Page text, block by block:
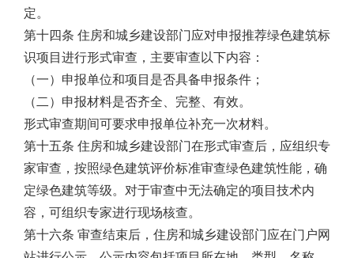
定。
第十四条 住房和城乡建设部门应对申报推荐绿色建筑标
识项目进行形式审查，主要审查以下内容：
（一）申报单位和项目是否具备申报条件；
（二）申报材料是否齐全、完整、有效。
形式审查期间可要求申报单位补充一次材料。
第十五条 住房和城乡建设部门在形式审查后，应组织专
家审查，按照绿色建筑评价标准审查绿色建筑性能，确
定绿色建筑等级。对于审查中无法确定的项目技术内
容，可组织专家进行现场核查。
第十六条 审查结束后，住房和城乡建设部门应在门户网